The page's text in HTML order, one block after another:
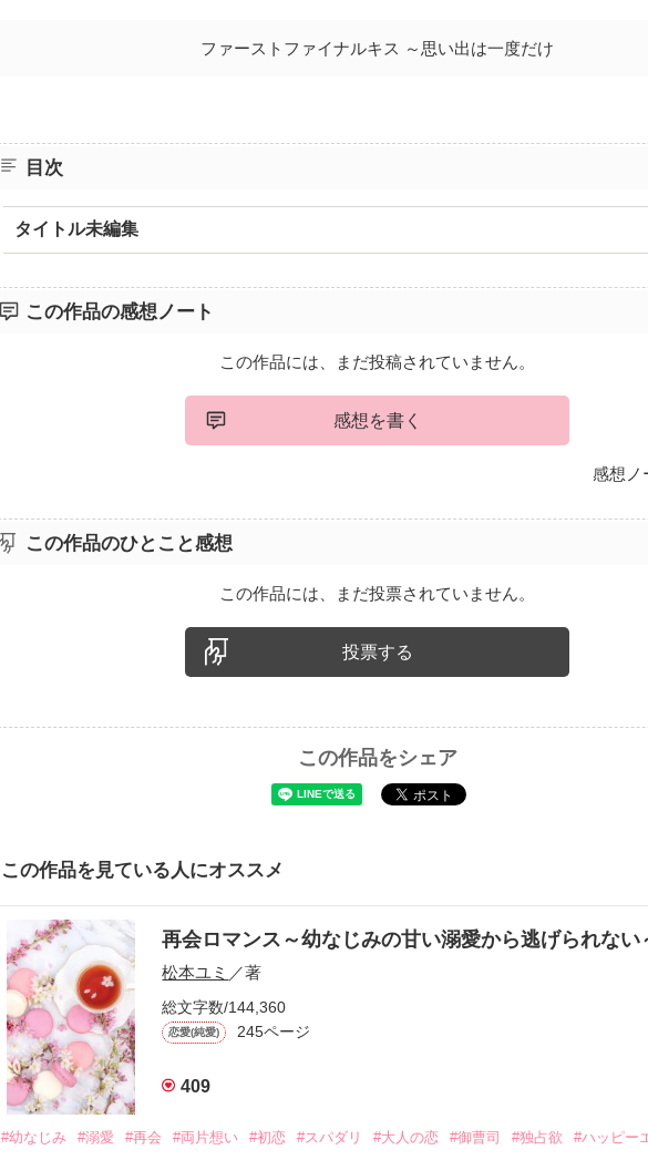
ファーストファイナルキス ～思い出は一度だけ
目次
タイトル未編集
この作品の感想ノート
この作品には、まだ投稿されていません。
感想を書く
感想ノ
この作品のひとこと感想
この作品には、まだ投票されていません。
投票する
この作品をシェア
この作品を見ている人にオススメ
再会ロマンス～幼なじみの甘い溺愛から逃げられない
松本ユミ ／著
総文字数/144,360
恋愛(純愛) 245ページ
409
#幼なじみ #溺愛 #再会 #両片想い #初恋 #スパダリ #大人の恋 #御曹司 #独占欲 #ハッピー